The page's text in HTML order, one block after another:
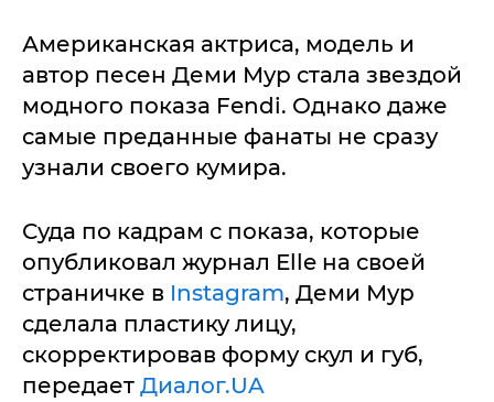
Американская актриса, модель и
автор песен Деми Мур стала звездой
модного показа Fendi. Однако даже
самые преданные фанаты не сразу
узнали своего кумира.
Суда по кадрам с показа, которые
опубликовал журнал Еlle на своей
страничке в Instagram, Деми Мур
сделала пластику лицу,
скорректировав форму скул и губ,
передает Диалог.UA